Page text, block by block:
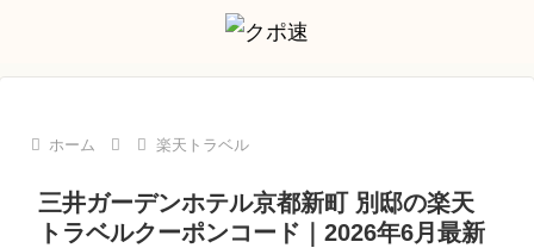
ホーム 楽天トラベル
三井ガーデンホテル京都新町 別邸の楽天
トラベルクーポンコード｜2026年6月最新